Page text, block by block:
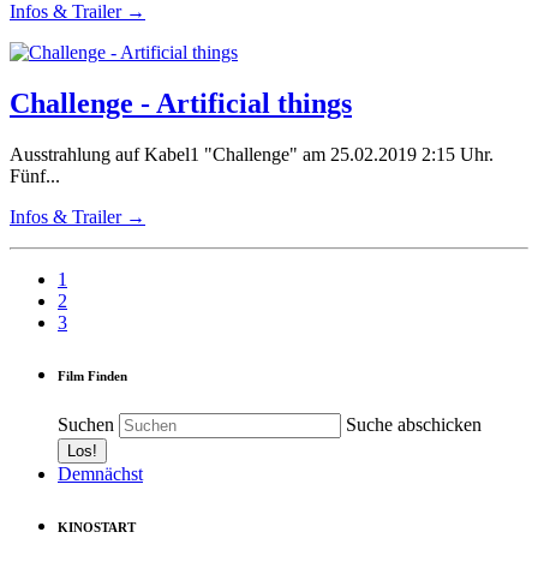
Infos & Trailer →
Challenge - Artificial things
Ausstrahlung auf Kabel1 "Challenge" am 25.02.2019 2:15 Uhr.
Fünf...
Infos & Trailer →
1
2
3
Film Finden
Suchen Suche abschicken
Demnächst
KINOSTART